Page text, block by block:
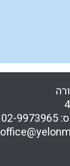
02-9973965